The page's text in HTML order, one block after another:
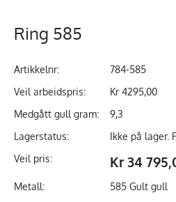
Ring 585
Artikkelnr:
784-585
Veil arbeidspris:
Kr 4295,00
Medgått gull gram:
9,3
Lagerstatus:
Ikke på lager.
Veil pris:
Kr 34
Metall:
585 Gult gull